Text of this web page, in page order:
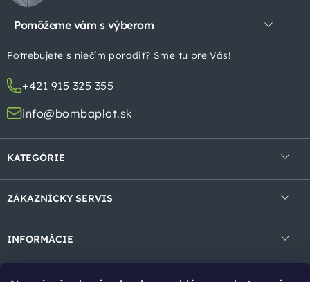
Pomôžeme vám s výberom
Potrebujete s niečím poradiť? Sme tu pre Vás!
+421 915 325 355
info@bombaplot.sk
KATEGÓRIE
Zvárané panely
Gabióny
ZÁKAZNÍCKY SERVIS
Reklamácie a vrátenie
INFORMÁCIE
Kontakt